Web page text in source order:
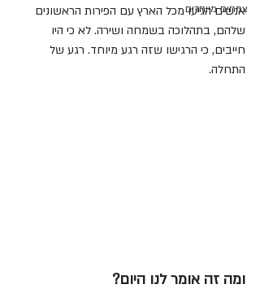
צמחים מיוחדים
אנשים הגיעו מכל הארץ עם הפירות הראשונים
שלהם, בתהלוכה בשמחה ושירה. לא כי היו
חייבים, כי הרגישו שזה רגע מיוחד. רגע של
התחלה.
ומה זה אומר לנו היום?